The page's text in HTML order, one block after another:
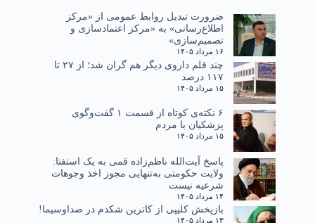
ضرورت تبدیل روابط عمومی از «مرکز
اطلاع‌رسانی» به «مرکز اعتمادسازی و
تصمیم‌سازی»
۱۶ مرداد ۱۴۰۵
چند قلم داروی دیگر هم گران شد؛ از ۲۷ تا
۱۱۷ درصد
۱۵ مرداد ۱۴۰۵
۶ نکته‌ی کوتاه از قسمت ۱ گفت‌وگوی
پزشکیان با مردم
۱۵ مرداد ۱۴۰۵
پاسخ آیت‌الله ناظم‌زاده قمی به یک استفتا:
ولایت حکومتی به‌تنهایی مجوز اخذ وجوهات
شرعیه نیست
۱۴ مرداد ۱۴۰۵
بازپخش کلیپی از کاترین شکدم در صداوسیما!
۱۳ مرداد ۱۴۰۵